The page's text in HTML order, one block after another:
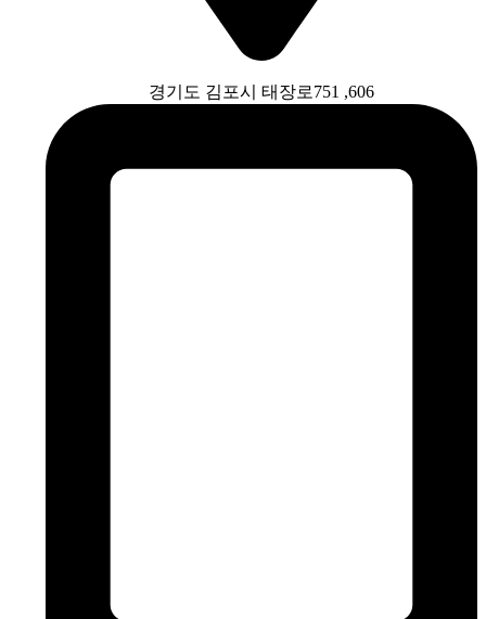
경기도 김포시 태장로751 ,606